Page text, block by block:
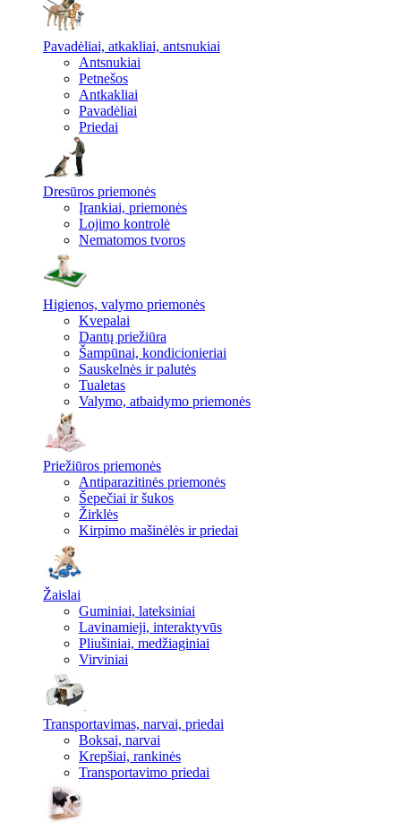
Pavadėliai, atkakliai, antsnukiai
Antsnukiai
Petnešos
Antkakliai
Pavadėliai
Priedai
Dresūros priemonės
Įrankiai, priemonės
Lojimo kontrolė
Nematomos tvoros
Higienos, valymo priemonės
Kvepalai
Dantų priežiūra
Šampūnai, kondicionieriai
Sauskelnės ir palutės
Tualetas
Valymo, atbaidymo priemonės
Priežiūros priemonės
Antiparazitinės priemonės
Šepečiai ir šukos
Žirklės
Kirpimo mašinėlės ir priedai
Žaislai
Guminiai, lateksiniai
Lavinamieji, interaktyvūs
Pliušiniai, medžiaginiai
Virviniai
Transportavimas, narvai, priedai
Boksai, narvai
Krepšiai, rankinės
Transportavimo priedai